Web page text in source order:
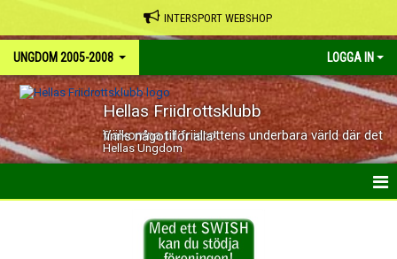
INTERSPORT WEBSHOP
UNGDOM 2005-2008 LOGGA IN
Hellas Friidrottsklubb
Välkomna till friidrottens underbara värld där det finns något för alla!
Hellas Ungdom